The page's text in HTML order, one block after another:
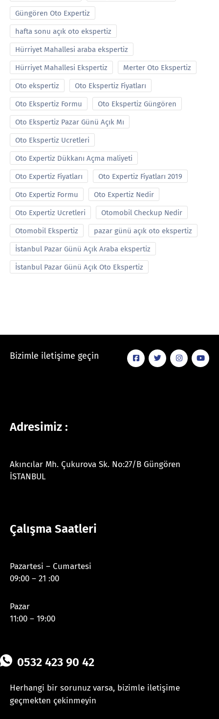
Güngören Oto Expertiz
hafta sonu açık oto ekspertiz
Hürriyet Mahallesi araba ekspertiz
Hürriyet Mahallesi Ekspertiz Merter Oto Ekspertiz
Oto ekspertiz Oto Ekspertiz Fiyatları
Oto Ekspertiz Formu Oto Ekspertiz Güngören
Oto Ekspertiz Pazar Günü Açık Mı
Oto Ekspertiz Ucretleri
Oto Expertiz Dükkanı Açma maliyeti
Oto Expertiz Fiyatları Oto Expertiz Fiyatları 2019
Oto Expertiz Formu Oto Expertiz Nedir
Oto Expertiz Ucretleri Otomobil Checkup Nedir
Otomobil Ekspertiz pazar günü açık oto ekspertiz
İstanbul Pazar Günü Açık Araba ekspertiz
İstanbul Pazar Günü Açık Oto Ekspertiz
Bizimle iletişime geçin
Adresimiz :
Akıncılar Mh. Çukurova Sk. No:27/B Güngören
İSTANBUL
Çalışma Saatleri
Pazartesi – Cumartesi
09:00 – 21 :00
Pazar
11:00 – 19:00
0532 423 90 42
Herhangi bir sorunuz varsa, bizimle iletişime
geçmekten çekinmeyin